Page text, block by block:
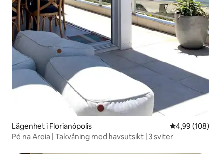
Lägenhet i Florianópolis 4,99 av 5 i
4,99 (108)
Pé na Areia | Takvåning med havsutsikt | 3 sviter